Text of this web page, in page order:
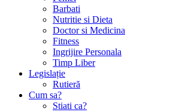
Barbati
Nutritie si Dieta
Doctor si Medicina
Fitness
Ingrijire Personala
Timp Liber
Legislație
Rutieră
Cum sa?
Stiati ca?